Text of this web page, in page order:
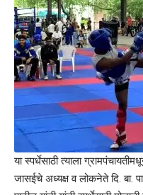
या स्पर्धेसाठी त्याला
जासईचे अध्यक्ष व लोकनेते दि. बा.